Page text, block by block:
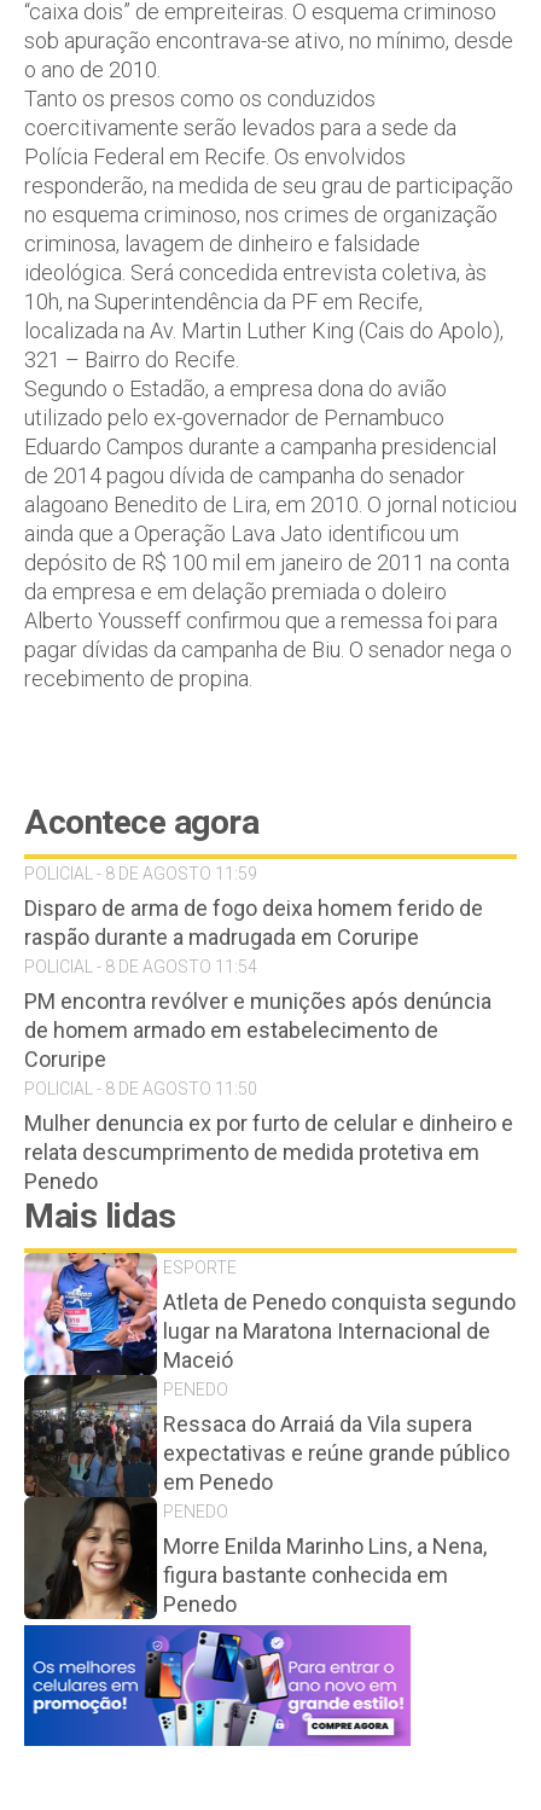
“caixa dois” de empreiteiras. O esquema criminoso
sob apuração encontrava-se ativo, no mínimo, desde
o ano de 2010.
Tanto os presos como os conduzidos
coercitivamente serão levados para a sede da
Polícia Federal em Recife. Os envolvidos
responderão, na medida de seu grau de participação
no esquema criminoso, nos crimes de organização
criminosa, lavagem de dinheiro e falsidade
ideológica. Será concedida entrevista coletiva, às
10h, na Superintendência da PF em Recife,
localizada na Av. Martin Luther King (Cais do Apolo),
321 – Bairro do Recife.
Segundo o Estadão, a empresa dona do avião
utilizado pelo ex-governador de Pernambuco
Eduardo Campos durante a campanha presidencial
de 2014 pagou dívida de campanha do senador
alagoano Benedito de Lira, em 2010. O jornal noticiou
ainda que a Operação Lava Jato identificou um
depósito de R$ 100 mil em janeiro de 2011 na conta
da empresa e em delação premiada o doleiro
Alberto Yousseff confirmou que a remessa foi para
pagar dívidas da campanha de Biu. O senador nega o
recebimento de propina.
Acontece agora
POLICIAL - 8 DE AGOSTO 11:59
Disparo de arma de fogo deixa homem ferido de
raspão durante a madrugada em Coruripe
POLICIAL - 8 DE AGOSTO 11:54
PM encontra revólver e munições após denúncia
de homem armado em estabelecimento de
Coruripe
POLICIAL - 8 DE AGOSTO 11:50
Mulher denuncia ex por furto de celular e dinheiro e
relata descumprimento de medida protetiva em
Penedo
Mais lidas
ESPORTE
Atleta de Penedo conquista segundo
lugar na Maratona Internacional de
Maceió
PENEDO
Ressaca do Arraiá da Vila supera
expectativas e reúne grande público
em Penedo
PENEDO
Morre Enilda Marinho Lins, a Nena,
figura bastante conhecida em
Penedo